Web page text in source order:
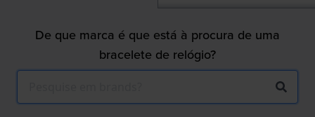
De que marca é que está à procura de uma
bracelete de relógio?